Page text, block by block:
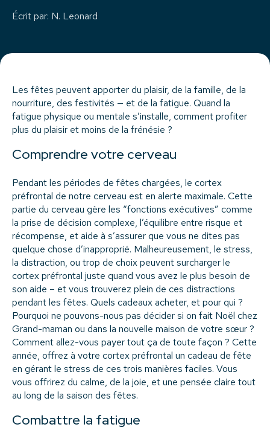
Écrit par: N. Leonard
Les fêtes peuvent apporter du plaisir, de la famille, de la
nourriture, des festivités — et de la fatigue. Quand la
fatigue physique ou mentale s’installe, comment profiter
plus du plaisir et moins de la frénésie ?
Comprendre votre cerveau
Pendant les périodes de fêtes chargées, le cortex
préfrontal de notre cerveau est en alerte maximale. Cette
partie du cerveau gère les “fonctions exécutives” comme
la prise de décision complexe, l’équilibre entre risque et
récompense, et aide à s’assurer que vous ne dites pas
quelque chose d’inapproprié. Malheureusement, le stress,
la distraction, ou trop de choix peuvent surcharger le
cortex préfrontal juste quand vous avez le plus besoin de
son aide – et vous trouverez plein de ces distractions
pendant les fêtes. Quels cadeaux acheter, et pour qui ?
Pourquoi ne pouvons-nous pas décider si on fait Noël chez
Grand-maman ou dans la nouvelle maison de votre sœur ?
Comment allez-vous payer tout ça de toute façon ? Cette
année, offrez à votre cortex préfrontal un cadeau de fête
en gérant le stress de ces trois manières faciles. Vous
vous offrirez du calme, de la joie, et une pensée claire tout
au long de la saison des fêtes.
Combattre la fatigue